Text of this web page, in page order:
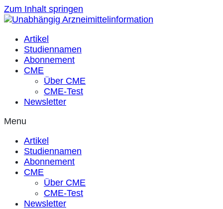
Zum Inhalt springen
Artikel
Studiennamen
Abonnement
CME
Über CME
CME-Test
Newsletter
Menu
Artikel
Studiennamen
Abonnement
CME
Über CME
CME-Test
Newsletter